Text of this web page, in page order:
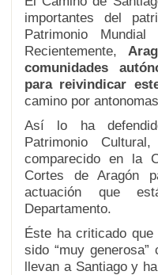
importantes del
Patrimonio
Recientemente,
comunidades
para reivindicar
camino por
Así lo ha
Patrimonio
comparecido en la
Cortes de Aragón
actuación que
Departamento.
Éste ha criticado que
sido “muy
llevan a Santiago y